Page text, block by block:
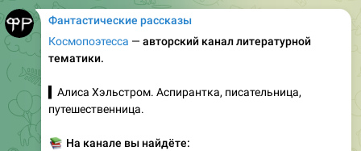
Фантастические рассказы
Космопоэтесса — авторский канал литературной
тематики.
▍Алиса Хэльстром. Аспирантка, писательница,
путешественница.
На канале вы найдёте: